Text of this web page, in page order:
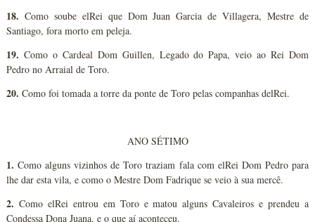
18. Como soube elRei que Dom Juan Garcia de Villagera, Mestre de
Santiago, fora morto em peleja.
19. Como o Cardeal Dom Guillen, Legado do Papa, veio ao Rei Dom
Pedro no Arraial de Toro.
20. Como foi tomada a torre da ponte de Toro pelas companhas delRei.
ANO SÉTIMO
1. Como alguns vizinhos de Toro traziam fala com elRei Dom Pedro para
lhe dar esta vila, e como o Mestre Dom Fadrique se veio à sua mercê.
2. Como elRei entrou em Toro e matou alguns Cavaleiros e prendeu a
Condessa Dona Juana, e o que aí aconteceu.